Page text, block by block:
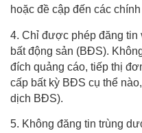
hoặc đề cập đến các
4. Chỉ được phép đăng tin
bất động sản (BĐS).
đích quảng cáo, tiếp thị
cấp bất kỳ BĐS cụ thể
dịch BĐS).
5. Không đăng tin trùng